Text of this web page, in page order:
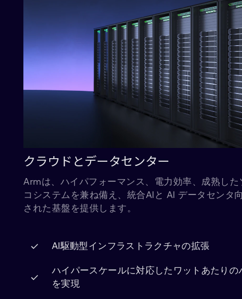
クラウドとデータセンター
Armは、ハイパフォーマンス、電力効率、成熟した
コシステムを兼ね備え、統合AIと AI データセンタ
された基盤を提供します。
AI駆動型インフラストラクチャの拡張
ハイパースケールに対応したワットあたりの
を実現